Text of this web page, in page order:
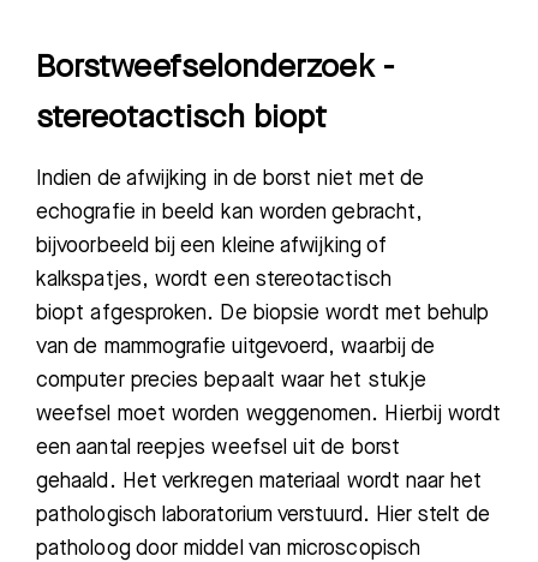
Borstweefselonderzoek -
stereotactisch biopt
Indien de afwijking in de borst niet met de
echografie in beeld kan worden gebracht,
bijvoorbeeld bij een kleine afwijking of
kalkspatjes, wordt een stereotactisch
biopt afgesproken. De biopsie wordt met behulp
van de mammografie uitgevoerd, waarbij de
computer precies bepaalt waar het stukje
weefsel moet worden weggenomen. Hierbij wordt
een aantal reepjes weefsel uit de borst
gehaald. Het verkregen materiaal wordt naar het
pathologisch laboratorium verstuurd. Hier stelt de
patholoog door middel van microscopisch